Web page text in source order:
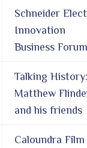
Schneider
Innovation
Business Forum
Talking History:
Matthew
and his friends
Caloundra Film